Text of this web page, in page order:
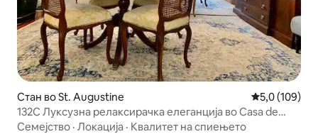
Стан во St. Augustine Просечна
5,0 (109)
132C Луксузна релаксирачка елеганција во Casa de
Flora🚭
Семејство · Локација · Квалитет на спиењето